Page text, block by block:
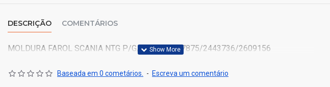
DESCRIÇÃO COMENTÁRIOS
MOLDURA FAROL SCANIA NTG P/G/R/S LE 2427875/2443736/2609156
Baseada em 0 cometários. - Escreva um comentário